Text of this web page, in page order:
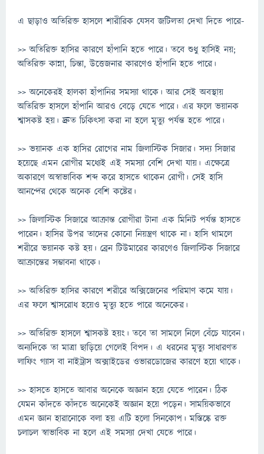
এ ছাড়াও অতিরিক্ত হাসলে শারীরিক যেসব জটিলতা দেখা দিতে পারে-
>> অতিরিক্ত হাসির কারণে হাঁপানি হতে পারে। তবে শুধু হাসিই নয়;
অতিরিক্ত কান্না, চিন্তা, উত্তেজনার কারণেও হাঁপানি হতে পারে।
>> অনেকেরই হালকা হাঁপানির সমস্যা থাকে। আর সেই অবস্থায়
অতিরিক্ত হাসলে হাঁপানি আরও বেড়ে যেতে পারে। এর ফলে ভয়ানক
শ্বাসকষ্ট হয়। দ্রুত চিকিৎসা করা না হলে মৃত্যু পর্যন্ত হতে পারে।
>> ভয়ানক এক হাসির রোগের নাম জিলাস্টিক সিজার। সদ্য সিজার
হয়েছে এমন রোগীর মধ্যেই এই সমস্যা বেশি দেখা যায়। এক্ষেত্রে
অকারণে অস্বাভাবিক শব্দ করে হাসতে থাকেন রোগী। সেই হাসি
আনন্দের থেকে অনেক বেশি কষ্টের।
>> জিলাস্টিক সিজারে আক্রান্ত রোগীরা টানা এক মিনিট পর্যন্ত হাসতে
পারেন। হাসির উপর তাদের কোনো নিয়ন্ত্রণ থাকে না। হাসি থামলে
শরীরে ভয়ানক কষ্ট হয়। ব্রেন টিউমারের কারণেও জিলাস্টিক সিজারে
আক্রান্তের সম্ভাবনা থাকে।
>> অতিরিক্ত হাসির কারণে শরীরে অক্সিজেনের পরিমাণ কমে যায়।
এর ফলে শ্বাসরোধ হয়েও মৃত্যু হতে পারে অনেকের।
>> অতিরিক্ত হাসলে শ্বাসকষ্ট হয়ং। তবে তা সামলে নিলে বেঁচে যাবেন।
অন্যদিকে তা মাত্রা ছাড়িয়ে গেলেই বিপদ। এ ধরনের মৃত্যু সাধারণত
লাফিং গ্যাস বা নাইট্রাস অক্সাইডের ওভারডোজের কারণে হয়ে থাকে।
>> হাসতে হাসতে আবার অনেকে অজ্ঞান হয়ে যেতে পারেন। ঠিক
যেমন কাঁদতে কাঁদতে অনেকেই অজ্ঞান হয়ে পড়েন। সাময়িকভাবে
এমন জ্ঞান হারানোকে বলা হয় এটি হলো সিনকোপ। মস্তিষ্কে রক্ত
চলাচল স্বাভাবিক না হলে এই সমস্যা দেখা যেতে পারে।